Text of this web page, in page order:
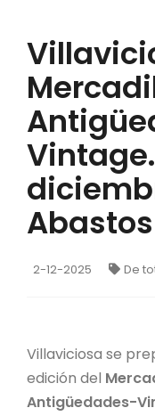
Abastos
2-12-2025 De
Villaviciosa se
edición del
Antigüedades-